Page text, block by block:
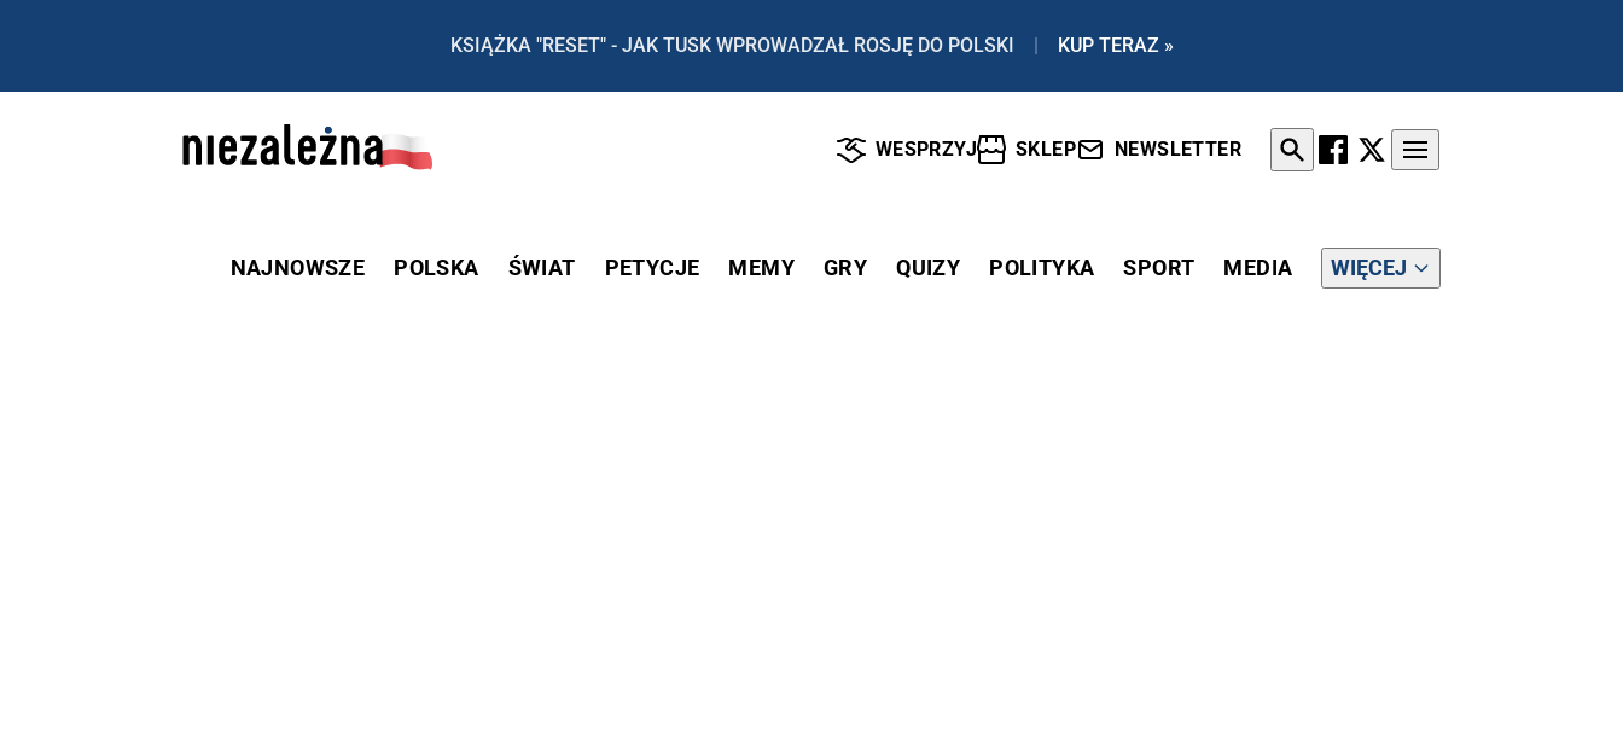
KSIĄŻKA "RESET" - JAK TUSK WPROWADZAŁ ROSJĘ DO POLSKI | KUP TERAZ »
WESPRZYJ SKLEP NEWSLETTER
NAJNOWSZE POLSKA ŚWIAT PETYCJE MEMY GRY QUIZY POLITYKA SPORT MEDIA WIĘCEJ